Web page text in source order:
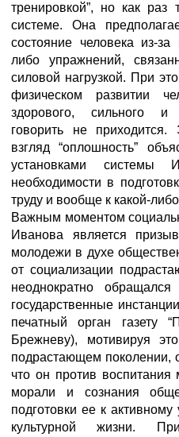
тренировкой”, но как раз
системе. Она
состояние человека из-за
либо упражнений,
силовой нагрузкой. При
физическом развитии
здорового, сильного и
говорить не
взгляд “оплошность”
установками
необходимости в
труду и вообще к какой-
Важным моментом
Иванова является
молодежи в духе
от социализации
неоднократно
государственные
печатный орган газету
Брежневу), мотивируя
подрастающем поколении,
что он против
морали и сознания
подготовки ее к
культурной жизни.